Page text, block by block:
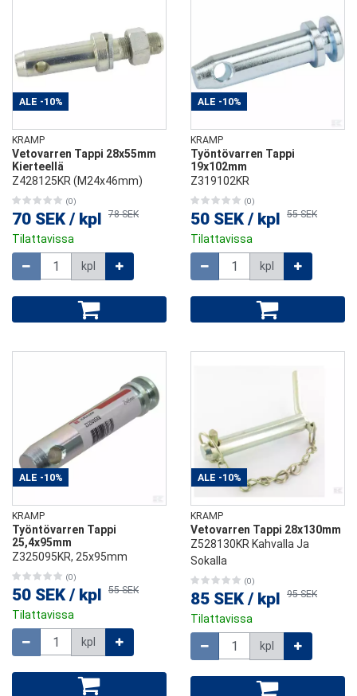
ALE -10%
KRAMP
Vetovarren Tappi 28x55mm
Kierteellä
Z428125KR (M24x46mm)
(0)
70 SEK / kpl 78 SEK
Tilattavissa
kpl
ALE -10%
KRAMP
Työntövarren Tappi
19x102mm
Z319102KR
(0)
50 SEK / kpl 55 SEK
Tilattavissa
kpl
ALE -10%
KRAMP
Työntövarren Tappi
25,4x95mm
Z325095KR, 25x95mm
(0)
50 SEK / kpl 55 SEK
Tilattavissa
kpl
ALE -10%
KRAMP
Vetovarren Tappi 28x130mm
Z528130KR Kahvalla Ja
Sokalla
(0)
85 SEK / kpl 95 SEK
Tilattavissa
kpl